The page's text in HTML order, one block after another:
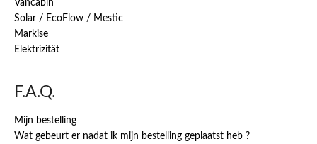
Vancabin
Solar / EcoFlow / Mestic
Markise
Elektrizität
F.A.Q.
Mijn bestelling
Wat gebeurt er nadat ik mijn bestelling geplaatst heb ?